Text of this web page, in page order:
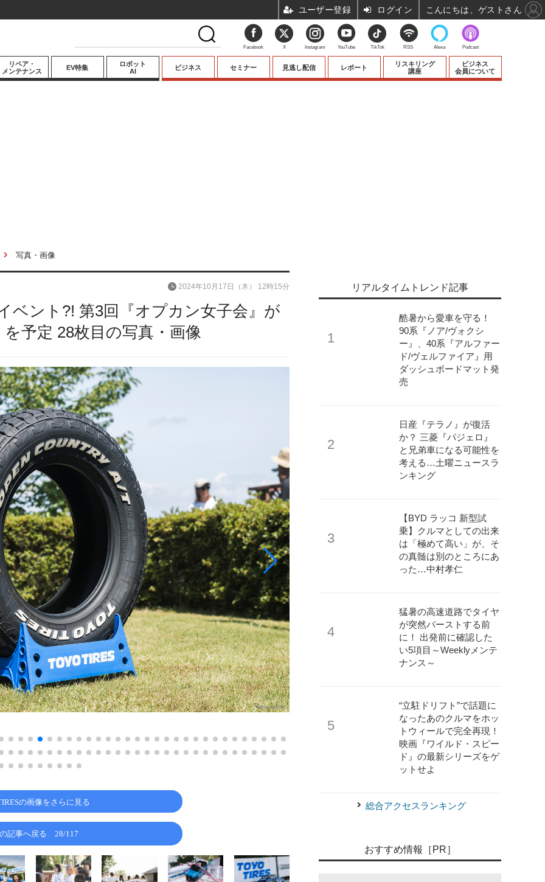
リペア・
メンテナンス
EV特集
ロボット
AI
ビジネス セミナー 見逃し配信 レポート
リスキリング
講座
ビジネス
会員について
写真・画像
ベント?! 第3回『オプカン女子会』が
予定 28枚目の写真・画像
2024年10月17日（木） 12時15分
《写真撮影 土屋勇人》 オプカン女子会
の画像をさらに見る
記事へ戻る 28/117
リアルタイムトレンド記事
酷暑から愛車を守る！
90系『ノア/ヴォクシ
ー』、40系『アルファー
ド/ヴェルファイア』用
ダッシュボードマット発
売
日産『テラノ』が復活
か？ 三菱『パジェロ』
と兄弟車になる可能性を
考える…土曜ニュースラ
ンキング
【BYD ラッコ 新型試
乗】クルマとしての出来
は「極めて高い」が、そ
の真髄は別のところにあ
った…中村孝仁
猛暑の高速道路でタイヤ
が突然バーストする前
に！ 出発前に確認した
い5項目～Weeklyメンテ
ナンス～
“立駐ドリフト”で話題に
なったあのクルマをホッ
トウィールで完全再現！
映画『ワイルド・スピー
ド』の最新シリーズをゲ
ットせよ
総合アクセスランキング
おすすめ情報［PR］
Facebook X Instagram YouTube TikTok RSS Alexa Podcast
ユーザー登録 ログイン こんにちは、ゲストさん